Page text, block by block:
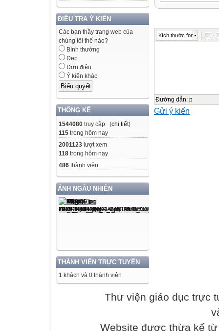
ĐIỀU TRA Ý KIẾN
Các bạn thầy trang web của
chúng tôi thế nào?
Bình thường
Đẹp
Đơn điệu
Ý kiến khác
THỐNG KÊ
1544080 truy cập (chi tiết)
115 trong hôm nay
2001123 lượt xem
118 trong hôm nay
486 thành viên
ẢNH NGẪU NHIÊN
THÀNH VIÊN TRỰC TUYẾN
1 khách và 0 thành viên
Trong đời sống
việc và tiếp
nhu cầu, một
đời của Người.
ngon lành. Mỗi
giản dị, gần
phong quần
Kích thước font
Đường dẫn: p
Gửi ý kiến
Thư viện giáo dục trực
Website được thừa kế